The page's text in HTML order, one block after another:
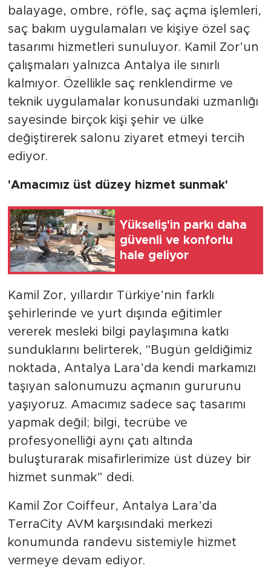
balayage, ombre, röfle, saç açma işlemleri,
saç bakım uygulamaları ve kişiye özel saç
tasarımı hizmetleri sunuluyor. Kamil Zor’un
çalışmaları yalnızca Antalya ile sınırlı
kalmıyor. Özellikle saç renklendirme ve
teknik uygulamalar konusundaki uzmanlığı
sayesinde birçok kişi şehir ve ülke
değiştirerek salonu ziyaret etmeyi tercih
ediyor.
'Amacımız üst düzey hizmet sunmak'
Yükseliş'in parkı daha
güvenli ve konforlu
hale geliyor
Kamil Zor, yıllardır Türkiye’nin farklı
şehirlerinde ve yurt dışında eğitimler
vererek mesleki bilgi paylaşımına katkı
sunduklarını belirterek, "Bugün geldiğimiz
noktada, Antalya Lara’da kendi markamızı
taşıyan salonumuzu açmanın gururunu
yaşıyoruz. Amacımız sadece saç tasarımı
yapmak değil; bilgi, tecrübe ve
profesyonelliği aynı çatı altında
buluşturarak misafirlerimize üst düzey bir
hizmet sunmak” dedi.
Kamil Zor Coiffeur, Antalya Lara’da
TerraCity AVM karşısındaki merkezi
konumunda randevu sistemiyle hizmet
vermeye devam ediyor.